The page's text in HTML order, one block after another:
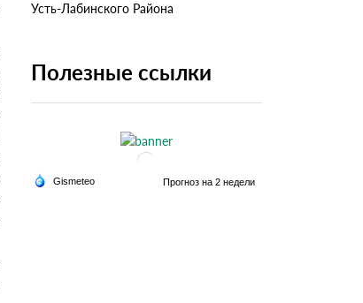
Усть-Лабинского Района
Полезные ссылки